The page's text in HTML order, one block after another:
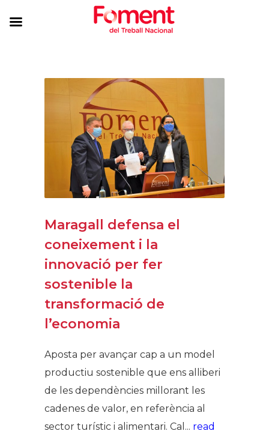
Maragall defensa el
coneixement i la
innovació per fer
sostenible la
transformació de
l’economia
Aposta per avançar cap a un model
productiu sostenible que ens alliberi
de les dependències millorant les
cadenes de valor, en referència al
sector turístic i alimentari. Cal... read